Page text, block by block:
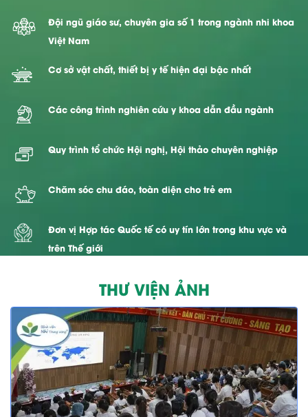
Đội ngũ giáo sư, chuyên gia số 1 trong ngành nhi khoa
Việt Nam
Cơ sở vật chất, thiết bị y tế hiện đại bậc nhất
Các công trình nghiên cứu y khoa dẫn đầu ngành
Quy trình tổ chức Hội nghị, Hội thảo chuyên nghiệp
Chăm sóc chu đáo, toàn diện cho trẻ em
Đơn vị Hợp tác Quốc tế có uy tín lớn trong khu vực và
trên Thế giới
THƯ VIỆN ẢNH